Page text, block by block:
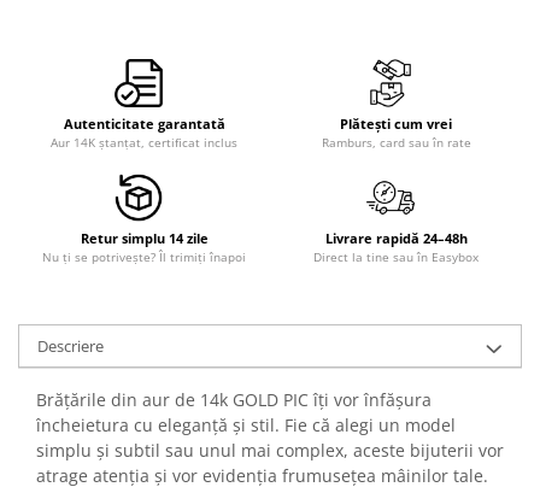
Autenticitate garantată
Aur 14K ștanțat, certificat inclus
Plătești cum vrei
Ramburs, card sau în rate
Retur simplu 14 zile
Nu ți se potrivește? Îl trimiți înapoi
Livrare rapidă 24–48h
Direct la tine sau în Easybox
Descriere
Brățările din aur de 14k GOLD PIC îți vor înfășura
încheietura cu eleganță și stil. Fie că alegi un model
simplu și subtil sau unul mai complex, aceste bijuterii vor
atrage atenția și vor evidenția frumusețea mâinilor tale.